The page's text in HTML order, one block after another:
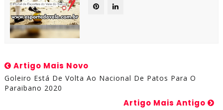
Artigo Mais Novo
Goleiro Está De Volta Ao Nacional De Patos Para O
Paraibano 2020
Artigo Mais Antigo